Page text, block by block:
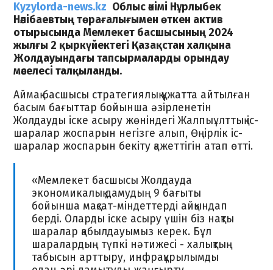
Kyzylorda-news.kz Облыс әкімі Нұрлыбек
Нәлібаевтың төрағалығымен өткен актив
отырысында Мемлекет басшысының 2024
жылғы 2 қыркүйектегі Қазақстан халқына
Жолдауындағы тапсырмаларды орындау
мәселесі талқыланды.
Аймақ басшысы стратегиялық құжатта айтылған
басым бағыттар бойынша әзірленетін
Жолдауды іске асыру жөніндегі Жалпыұлттық іс-
шаралар жоспарын негізге алып, Өңірлік іс-
шаралар жоспарын бекіту қажеттігін атап өтті.
«Мемлекет басшысы Жолдауда
экономикалық дамудың 9 бағыты
бойынша мақсат-міндеттерді айқындап
берді. Оларды іске асыру үшін біз нақты
шаралар қабылдауымыз керек. Бұл
шаралардың түпкі нәтижесі - халықтың
табысын арттыру, инфрақұрылымды